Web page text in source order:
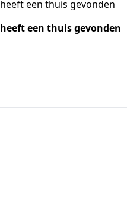
heeft een thuis gevonden